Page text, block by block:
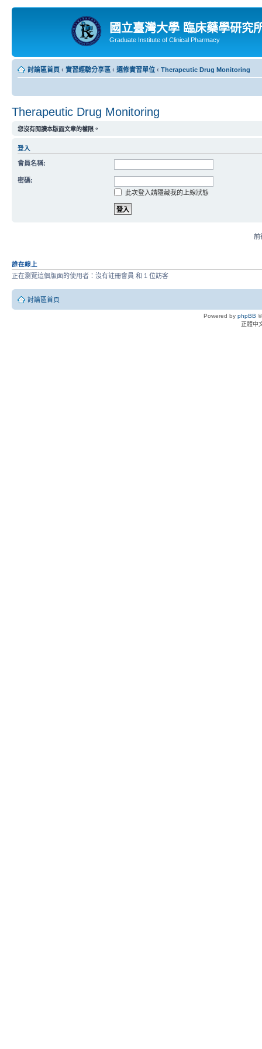
國立臺灣大學 臨床藥學研究
Graduate Institute of Clinical Pharmacy
討論區首頁 ‹ 實習經驗分享區 ‹ 選修實習單位 ‹ Therapeutic Drug Monitoring
Therapeutic Drug Monitoring
您沒有閱讀本版面文章的權限。
登入
會員名稱:
密碼:
此次登入請隱藏我的上線狀態
前
誰在線上
正在瀏覽這個版面的使用者：沒有註冊會員 和 1 位訪客
討論區首頁
Powered by phpBB
正體中